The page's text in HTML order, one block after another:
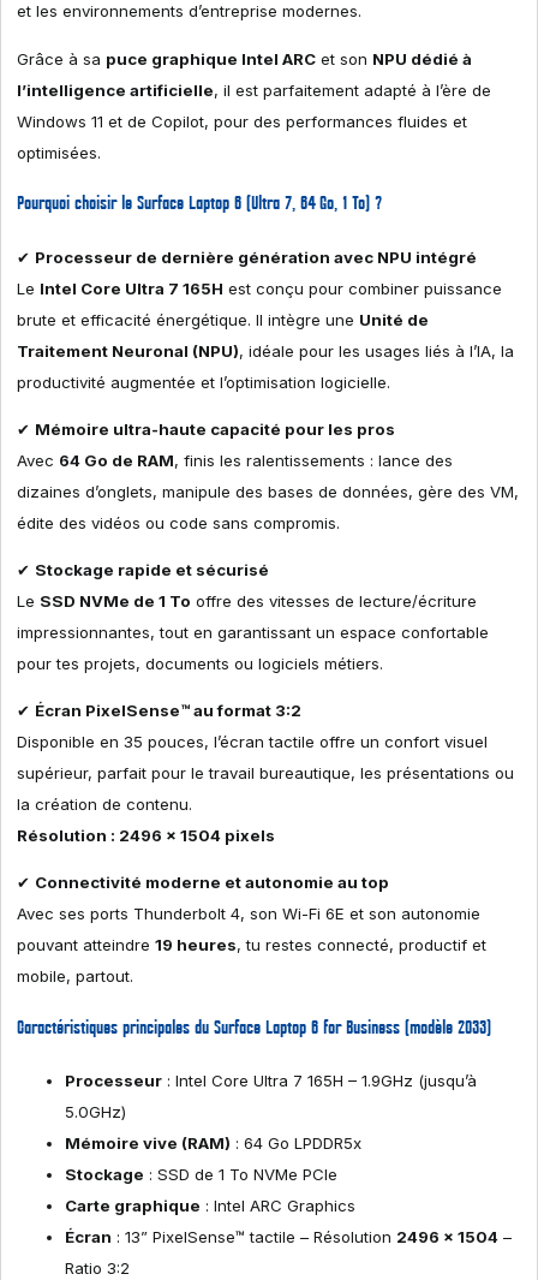
et les environnements d’entreprise modernes.
Grâce à sa puce graphique Intel ARC et son NPU dédié à
l’intelligence artificielle, il est parfaitement adapté à l’ère de
Windows 11 et de Copilot, pour des performances fluides et
optimisées.
Pourquoi choisir le Surface Laptop 6 (Ultra 7, 64 Go, 1 To) ?
✔ Processeur de dernière génération avec NPU intégré
Le Intel Core Ultra 7 165H est conçu pour combiner puissance
brute et efficacité énergétique. Il intègre une Unité de
Traitement Neuronal (NPU), idéale pour les usages liés à l’IA, la
productivité augmentée et l’optimisation logicielle.
✔ Mémoire ultra-haute capacité pour les pros
Avec 64 Go de RAM, finis les ralentissements : lance des
dizaines d’onglets, manipule des bases de données, gère des VM,
édite des vidéos ou code sans compromis.
✔ Stockage rapide et sécurisé
Le SSD NVMe de 1 To offre des vitesses de lecture/écriture
impressionnantes, tout en garantissant un espace confortable
pour tes projets, documents ou logiciels métiers.
✔ Écran PixelSense™ au format 3:2
Disponible en 35 pouces, l’écran tactile offre un confort visuel
supérieur, parfait pour le travail bureautique, les présentations ou
la création de contenu.
Résolution : 2496 x 1504 pixels
✔ Connectivité moderne et autonomie au top
Avec ses ports Thunderbolt 4, son Wi-Fi 6E et son autonomie
pouvant atteindre19 heures, tu restes connecté, productif et
mobile, partout.
Caractéristiques principales du Surface Laptop 6 for Business (modèle 2033)
Processeur : Intel Core Ultra 7 165H – 1.9GHz (jusqu’à
5.0GHz)
Mémoire vive (RAM) : 64 Go LPDDR5x
Stockage : SSD de 1 To NVMe PCIe
Carte graphique : Intel ARC Graphics
Écran : 13” PixelSense™ tactile – Résolution 2496 x 1504 –
Ratio 3:2